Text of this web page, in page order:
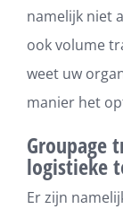
namelijk niet
ook volume
weet uw
manier het
Groupage
logistieke
Er zijn